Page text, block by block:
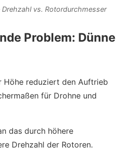
Drehzahl vs. Rotordurchmesser
Problem: Dünne
Höhe reduziert den Auftrieb
für Drohne und
das durch höhere
Drehzahl der Rotoren.